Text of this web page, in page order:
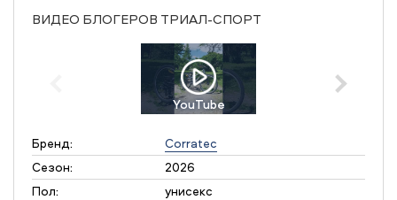
ВИДЕО БЛОГЕРОВ ТРИАЛ-СПОРТ
YouTube
Бренд:
Corratec
Сезон:
2026
Пол:
унисекс